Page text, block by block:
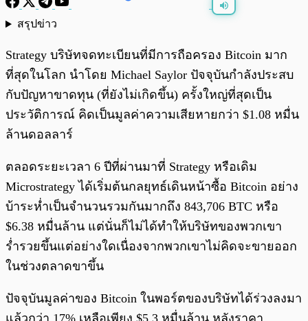
สรุปข่าว
Strategy บริษัทจดทะเบียนที่มีการถือครอง Bitcoin มาก
ที่สุดในโลก นำโดย Michael Saylor ปัจจุบันกำลังประสบ
กับปัญหาขาดทุน (ที่ยังไม่เกิดขึ้น) ครั้งใหญ่ที่สุดเป็น
ประวัติการณ์ คิดเป็นมูลค่าความเสียหายกว่า $1.08 หมื่น
ล้านดอลลาร์
ตลอดระยะเวลา 6 ปีที่ผ่านมาที่ Strategy หรือเดิม
Microstrategy ได้เริ่มต้นกลยุทธ์เดินหน้าซื้อ Bitcoin อย่าง
บ้าระห่ำเป็นจำนวนรวมกันมากถึง 843,706 BTC หรือ
$6.38 หมื่นล้าน แต่นั่นก็ไม่ได้ทำให้บริษัทของพวกเขา
ร่ำรวยขึ้นแต่อย่างใดเนื่องจากพวกเขาไม่คิดจะขายออก
ในช่วงตลาดขาขึ้น
ปัจจุบันมูลค่าของ Bitcoin ในพอร์ตของบริษัทได้ร่วงลงมา